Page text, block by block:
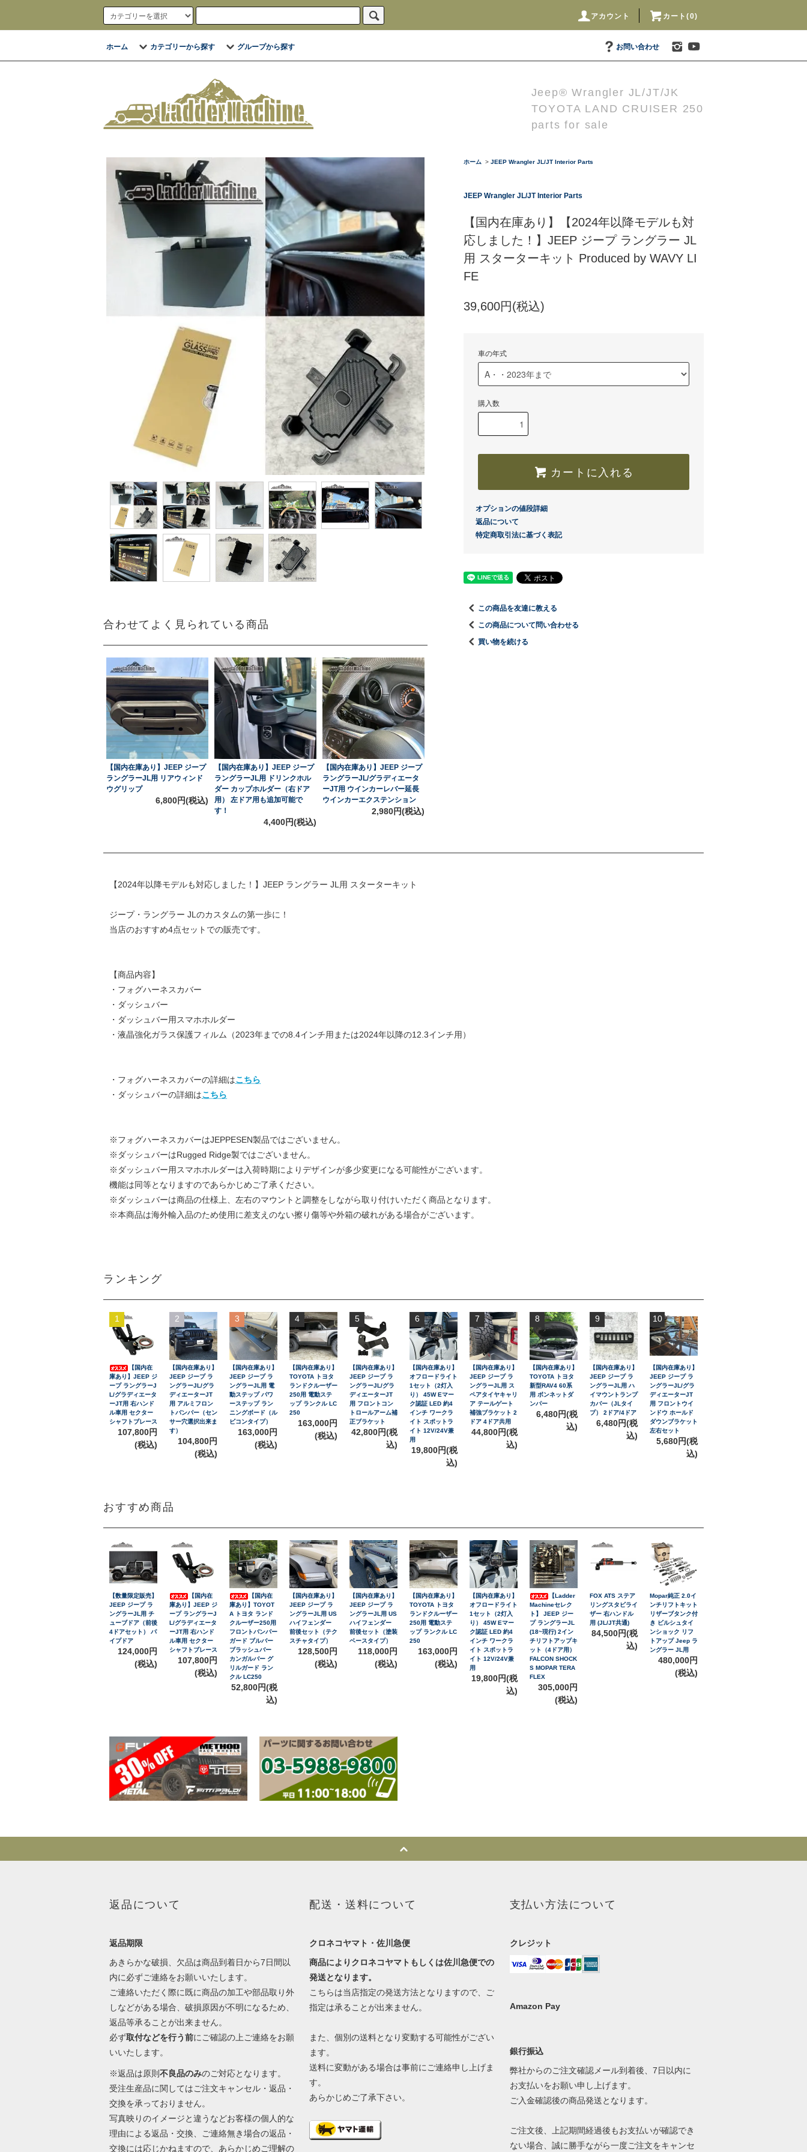
アカウント カート(0)
ホーム カテゴリーから探す グループから探す お問い合わせ
Jeep® Wrangler JL/JT/JK
TOYOTA LAND CRUISER 250
parts for sale
合わせてよく見られている商品
【国内在庫あり】JEEP ジープ
ラングラーJL用 リアウィンド
ウグリップ
6,800円(税込)
【国内在庫あり】JEEP ジープ
ラングラーJL用 ドリンクホル
ダー カップホルダー（右ドア
用） 左ドア用も追加可能で
す！
4,400円(税込)
【国内在庫あり】JEEP ジープ
ラングラーJL/グラディエータ
ーJT用 ウインカーレバー延長
ウインカーエクステンション
2,980円(税込)
ホーム > JEEP Wrangler JL/JT Interior Parts
JEEP Wrangler JL/JT Interior Parts
【国内在庫あり】【2024年以降モデルも対
応しました！】JEEP ジープ ラングラー JL
用 スターターキット Produced by WAVY LI
FE
39,600円(税込)
車の年式
購入数
カートに入れる
オプションの値段詳細
返品について
特定商取引法に基づく表記
この商品を友達に教える
この商品について問い合わせる
買い物を続ける
【2024年以降モデルも対応しました！】JEEP ラングラー JL用 スターターキット
ジープ・ラングラー JLのカスタムの第一歩に！
当店のおすすめ4点セットでの販売です。
【商品内容】
・フォグハーネスカバー
・ダッシュバー
・ダッシュバー用スマホホルダー
・液晶強化ガラス保護フィルム（2023年までの8.4インチ用または2024年以降の12.3インチ用）
・フォグハーネスカバーの詳細はこちら
・ダッシュバーの詳細はこちら
※フォグハーネスカバーはJEPPESEN製品ではございません。
※ダッシュバーはRugged Ridge製ではございません。
※ダッシュバー用スマホホルダーは入荷時期によりデザインが多少変更になる可能性がございます。
機能は同等となりますのであらかじめご了承ください。
※ダッシュバーは商品の仕様上、左右のマウントと調整をしながら取り付けいただく商品となります。
※本商品は海外輸入品のため使用に差支えのない擦り傷等や外箱の破れがある場合がございます。
ランキング
1
【国内在
庫あり】JEEP ジ
ープ ラングラーJ
L/グラディエータ
ーJT用 右ハンド
ル車用 セクター
シャフトブレース
107,800円
(税込)
2
【国内在庫あり】
JEEP ジープ ラ
ングラーJL/グラ
ディエーターJT
用 アルミフロン
トバンパー（セン
サー穴選択出来ま
す）
104,800円
(税込)
3
【国内在庫あり】
JEEP ジープ ラ
ングラーJL用 電
動ステップ パワ
ーステップ ラン
ニングボード（ル
ビコンタイプ）
163,000円
(税込)
4
【国内在庫あり】
TOYOTA トヨタ
ランドクルーザー
250用 電動ステ
ップ ランクル LC
250
163,000円
(税込)
5
【国内在庫あり】
JEEP ジープ ラ
ングラーJL/グラ
ディエーターJT
用 フロントコン
トロールアーム補
正ブラケット
42,800円(税
込)
6
【国内在庫あり】
オフロードライト
1セット（2灯入
り） 45W Eマー
ク認証 LED 約4
インチ ワークラ
イト スポットラ
イト 12V/24V兼
用
19,800円(税
込)
7
【国内在庫あり】
JEEP ジープ ラ
ングラーJL用 ス
ペアタイヤキャリ
ア テールゲート
補強ブラケット 2
ドア 4ドア共用
44,800円(税
込)
8
【国内在庫あり】
TOYOTA トヨタ
新型RAV4 60系
用 ボンネットダ
ンパー
6,480円(税
込)
9
【国内在庫あり】
JEEP ジープ ラ
ングラーJL用 ハ
イマウントランプ
カバー（JLタイ
プ） 2ドア/4ドア
6,480円(税
込)
10
【国内在庫あり】
JEEP ジープ ラ
ングラーJL/グラ
ディエーターJT
用 フロントウイ
ンドウ ホールド
ダウンブラケット
左右セット
5,680円(税
込)
おすすめ商品
【数量限定販売】
JEEP ジープ ラ
ングラーJL用 チ
ューブドア（前後
4ドアセット） パ
イプドア
124,000円
(税込)
【国内在
庫あり】JEEP ジ
ープ ラングラーJ
L/グラディエータ
ーJT用 右ハンド
ル車用 セクター
シャフトブレース
107,800円
(税込)
【国内在
庫あり】TOYOT
A トヨタ ランド
クルーザー250用
フロントバンパー
ガード ブルバー
ブラッシュバー
カンガルバー グ
リルガード ラン
クル LC250
52,800円(税
込)
【国内在庫あり】
JEEP ジープ ラ
ングラーJL用 US
ハイフェンダー
前後セット（テク
スチャタイプ）
128,500円
(税込)
【国内在庫あり】
JEEP ジープ ラ
ングラーJL用 US
ハイフェンダー
前後セット（塗装
ベースタイプ）
118,000円
(税込)
【国内在庫あり】
TOYOTA トヨタ
ランドクルーザー
250用 電動ステ
ップ ランクル LC
250
163,000円
(税込)
【国内在庫あり】
オフロードライト
1セット（2灯入
り） 45W Eマー
ク認証 LED 約4
インチ ワークラ
イト スポットラ
イト 12V/24V兼
用
19,800円(税
込)
【Ladder
Machineセレク
ト】 JEEP ジー
プ ラングラーJL
(18~現行) 2イン
チリフトアップキ
ット（4ドア用）
FALCON SHOCK
S MOPAR TERA
FLEX
305,000円
(税込)
FOX ATS ステア
リングスタビライ
ザー 右ハンドル
用 (JL/JT共通)
84,500円(税
込)
Mopar純正 2.0イ
ンチリフトキット
リザーブタンク付
き ビルシュタイ
ンショック リフ
トアップ Jeep ラ
ングラー JL用
480,000円
(税込)
返品について
返品期限
あきらかな破損、欠品は商品到着日から7日間以
内に必ずご連絡をお願いいたします。
ご連絡いただく際に既に商品の加工や部品取り外
しなどがある場合、破損原因が不明になるため、
返品等承ることが出来ません。
必ず取付などを行う前にご確認の上ご連絡をお願
いいたします。
※返品は原則不良品のみのご対応となります。
受注生産品に関してはご注文キャンセル・返品・
交換を承っておりません。
写真映りのイメージと違うなどお客様の個人的な
理由による返品・交換、ご連絡無き場合の返品・
交換には応じかねますので、あらかじめご理解の
配送・送料について
クロネコヤマト・佐川急便
商品によりクロネコヤマトもしくは佐川急便での
発送となります。
こちらは当店指定の発送方法となりますので、ご
指定は承ることが出来ません。
また、個別の送料となり変動する可能性がござい
ます。
送料に変動がある場合は事前にご連絡申し上げま
す。
あらかじめご了承下さい。
支払い方法について
クレジット
Amazon Pay
銀行振込
弊社からのご注文確認メール到着後、7日以内に
お支払いをお願い申し上げます。
ご入金確認後の商品発送となります。
ご注文後、上記期間経過後もお支払いが確認でき
ない場合、誠に勝手ながら一度ご注文をキャンセ